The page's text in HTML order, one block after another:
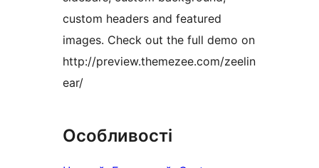
custom headers and featured
images. Check out the full demo on
http://preview.themezee.com/zeelin
ear/
Особливості